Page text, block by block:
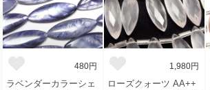
480円
ラベンダーカラーシェ
1,980円
ローズクォーツ AA++